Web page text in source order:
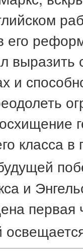
его
выразить
и
класса
и
первая